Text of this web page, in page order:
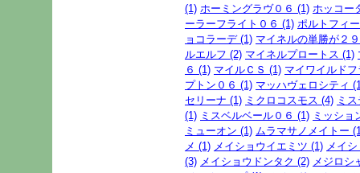
(1) ホーミングラヴ０６ (1) ホッコー
ーラーフライト０６ (1) ポルトフィ
ョコラーデ (1) マイネルの単勝が２
ルエルフ (2) マイネルプロートス (1)
６ (1) マイルＣＳ (1) マイワイルド
プトン０６ (1) マッハヴェロシティ
セリーナ (1) ミクロコスモス (4) ミ
(1) ミスベルベール０６ (1) ミッショ
ミューオン (1) ムラマサノメイトー
メ (1) メイショウイエミツ (1) メイ
(3) メイショウドンタク (2) メジロシ